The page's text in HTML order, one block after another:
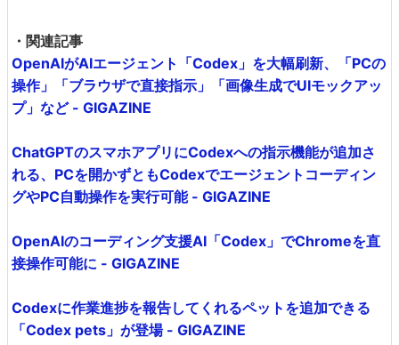
・関連記事
OpenAIがAIエージェント「Codex」を大幅刷新、「PCの
操作」「ブラウザで直接指示」「画像生成でUIモックアッ
プ」など - GIGAZINE
ChatGPTのスマホアプリにCodexへの指示機能が追加さ
れる、PCを開かずともCodexでエージェントコーディン
グやPC自動操作を実行可能 - GIGAZINE
OpenAIのコーディング支援AI「Codex」でChromeを直
接操作可能に - GIGAZINE
Codexに作業進捗を報告してくれるペットを追加できる
「Codex pets」が登場 - GIGAZINE